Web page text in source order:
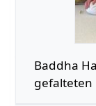
Baddha
gefalteten